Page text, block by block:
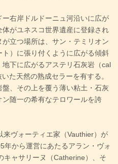
右岸ドルドーニュ河沿いに広が
がユネスコ世界遺産に登録され
立つ場所は、サン・テミリオン
）に張り付くように広がる傾斜
下に広がるアステリ石灰岩（cal
た天然の熟成セラーを有する。
、その上を覆う薄い粘土・石灰
随一の希有なテロワールを誇
ヴォーティエ家（Vauthier）が
年から運営にあたるアラン・ヴォ
キャサリーヌ（Catherine）、そ